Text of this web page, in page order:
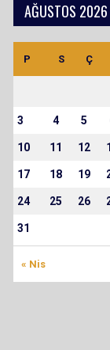
AĞUSTOS 2026
P S Ç
« Nis
3 4 5
10 11 12
17 18 19
24 25 26
31